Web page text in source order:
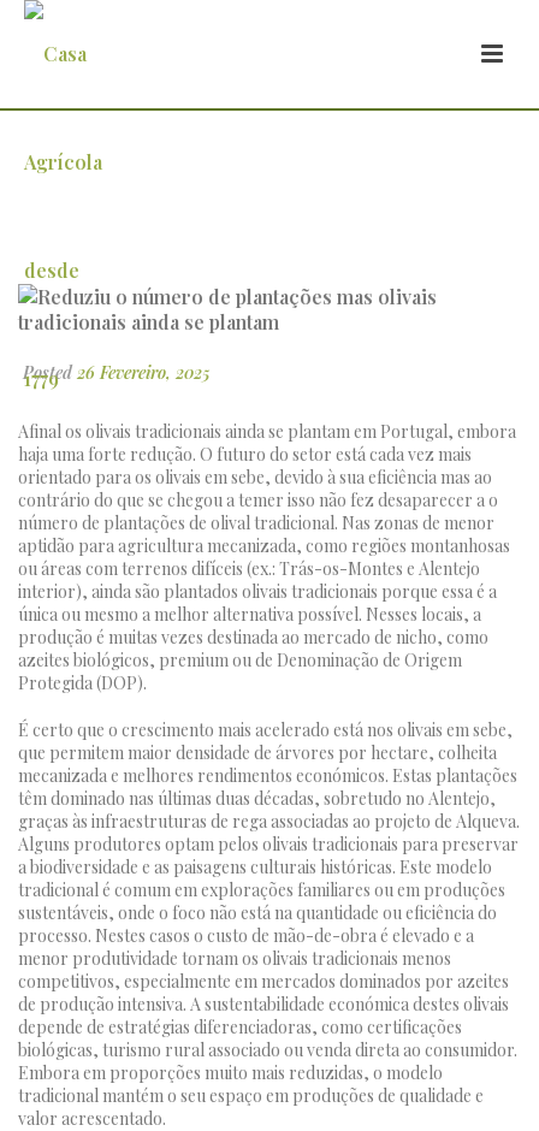
Reduziu o número de plantações mas
Posted 26 Fevereiro, 2025
Afinal os olivais tradicionais ainda se plantam em Portugal, embora
haja uma forte redução. O futuro do setor está cada vez mais
orientado para os olivais em sebe, devido à sua eficiência mas ao
contrário do que se chegou a temer isso não fez desaparecer a o
número de plantações de olival tradicional. Nas zonas de menor
aptidão para agricultura mecanizada, como regiões montanhosas
ou áreas com terrenos difíceis (ex.: Trás-os-Montes e Alentejo
interior), ainda são plantados olivais tradicionais porque essa é a
única ou mesmo a melhor alternativa possível. Nesses locais, a
produção é muitas vezes destinada ao mercado de nicho, como
azeites biológicos, premium ou de Denominação de Origem
Protegida (DOP).
É certo que o crescimento mais acelerado está nos olivais em sebe,
que permitem maior densidade de árvores por hectare, colheita
mecanizada e melhores rendimentos económicos. Estas plantações
têm dominado nas últimas duas décadas, sobretudo no Alentejo,
graças às infraestruturas de rega associadas ao projeto de Alqueva.
Alguns produtores optam pelos olivais tradicionais para preservar
a biodiversidade e as paisagens culturais históricas. Este modelo
tradicional é comum em explorações familiares ou em produções
sustentáveis, onde o foco não está na quantidade ou eficiência do
processo. Nestes casos o custo de mão-de-obra é elevado e a
menor produtividade tornam os olivais tradicionais menos
competitivos, especialmente em mercados dominados por azeites
de produção intensiva. A sustentabilidade económica destes olivais
depende de estratégias diferenciadoras, como certificações
biológicas, turismo rural associado ou venda direta ao consumidor.
Embora em proporções muito mais reduzidas, o modelo
tradicional mantém o seu espaço em produções de qualidade e
valor acrescentado.